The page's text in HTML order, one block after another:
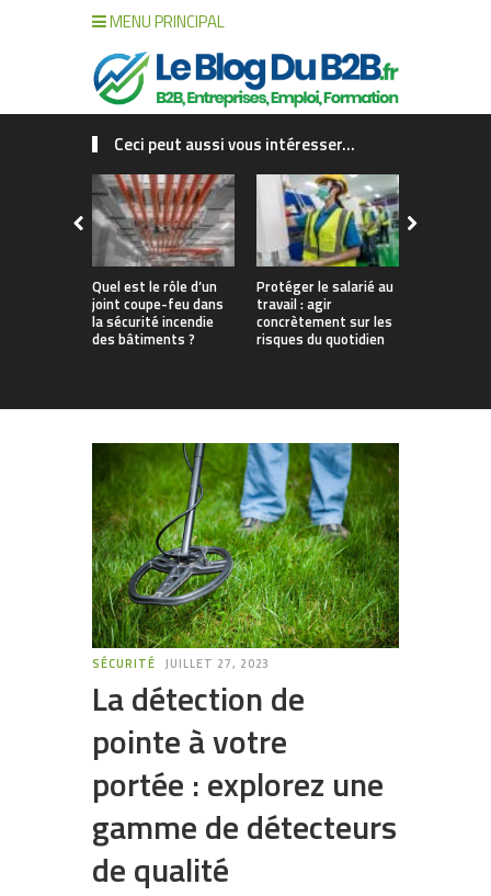
MENU PRINCIPAL
Ceci peut aussi vous intéresser...
Quel est le rôle d’un
joint coupe-feu dans
la sécurité incendie
des bâtiments ?
Protéger le salarié au
travail : agir
concrètement sur les
risques du quotidien
SÉCURITÉ JUILLET 27, 2023
La détection de
pointe à votre
portée : explorez une
gamme de détecteurs
de qualité